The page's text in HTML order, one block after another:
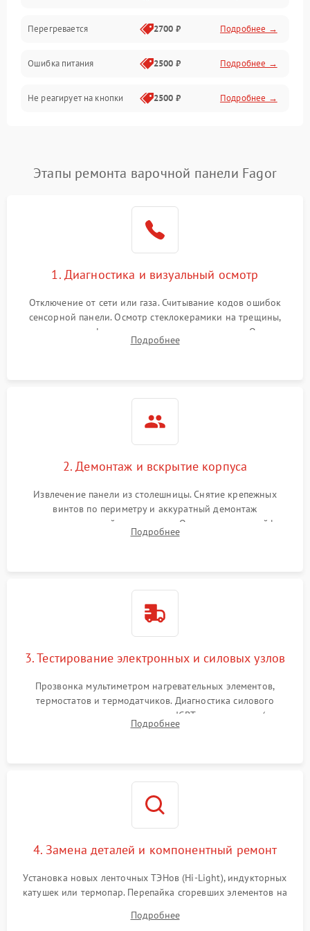
Перегревается 2700 ₽ Подробнее →
Ошибка питания 2500 ₽ Подробнее →
Не реагирует на кнопки 2500 ₽ Подробнее →
Этапы ремонта варочной панели Fagor
1. Диагностика и визуальный осмотр
Отключение от сети или газа. Считывание кодов ошибок
сенсорной панели. Осмотр стеклокерамики на трещины,
проверка конфорок на равномерность нагрева. Опрос
клиента о симптомах (не включается, не видит посуду,
Подробнее
2. Демонтаж и вскрытие корпуса
Извлечение панели из столешницы. Снятие крепежных
винтов по периметру и аккуратный демонтаж
стеклокерамической поверхности. Отсоединение шлейфов
сенсорного блока для доступа к силовым платам, катушкам
Подробнее
3. Тестирование электронных и силовых узлов
Прозвонка мультиметром нагревательных элементов,
термостатов и термодатчиков. Диагностика силового
модуля, реле, диодных мостов и IGBT-транзисторов (для
индукции). Проверка кранов и газ-контроля (для газовых
Подробнее
4. Замена деталей и компонентный ремонт
Установка новых ленточных ТЭНов (Hi-Light), индукторных
катушек или термопар. Перепайка сгоревших элементов на
дорожек. Очистка контактов и замена поврежденной
Подробнее